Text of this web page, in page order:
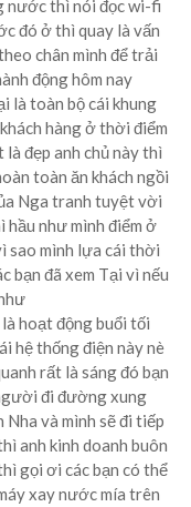
nước thì nói đọc wi-fi
đó ở thì quay là vấn
chân mình để trải
động hôm nay
là toàn bộ cái khung
hàng ở thời điểm
đẹp anh chủ này thì
toàn ăn khách ngồi
Nga tranh tuyệt vời
hầu như mình điểm ở
sao mình lựa cái thời
bạn đã xem Tại vì nếu
hoạt động buổi tối
hệ thống điện này nè
rất là sáng đó bạn
đi đường xung
Nha và mình sẽ đi tiếp
anh kinh doanh buôn
gọi ơi các bạn có thể
xay nước mía trên